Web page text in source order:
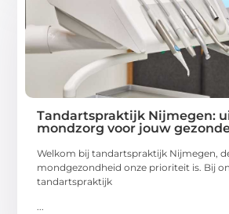
Tandartspraktijk Nijmegen:
mondzorg voor jouw
Welkom bij tandartspraktijk Nijmegen,
mondgezondheid onze prioriteit is. Bij
tandartspraktijk
...